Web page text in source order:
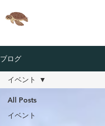
ブログ
All Posts
イベント
イベント